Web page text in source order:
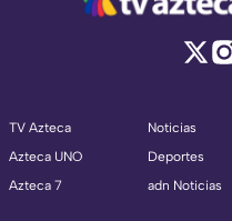
TV Azteca
Azteca UNO
Azteca 7
Noticias
Deportes
adn Noticias